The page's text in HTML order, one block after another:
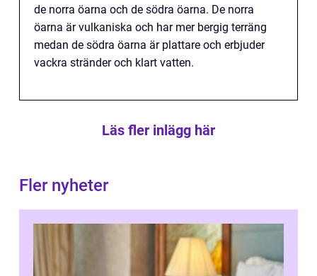
de norra öarna och de södra öarna. De norra
öarna är vulkaniska och har mer bergig terräng
medan de södra öarna är plattare och erbjuder
vackra stränder och klart vatten.
Läs fler inlägg här
Fler nyheter